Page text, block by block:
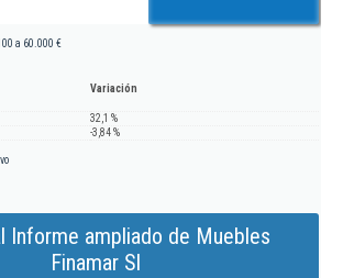
a 60.000 €
Variación
32,1 %
-3,84 %
Informe ampliado de Muebles
Finamar Sl